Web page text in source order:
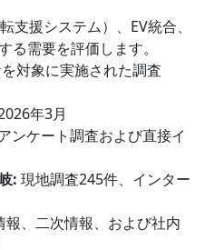
支援システム）、EV統合、
る需要を評価します。
対象に実施された調査
年3月
ンケート調査および直接イ
: 現地調査245件、インター
報、二次情報、および社内